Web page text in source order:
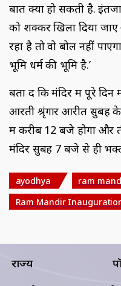
बात क्या हो सकती है.
को शक्कर खिला दिया
रहा है तो वो बोल नहीं
भूमि धर्म की भूमि है.’
बता दें कि मंदिर में पूरे दिन
आरती श्रृंगार आरीत सुबह
में करीब 12 बजे होगा और
मंदिर सुबह 7 बजे से ही
ayodhya
ram
Ram Mandir
राज्य